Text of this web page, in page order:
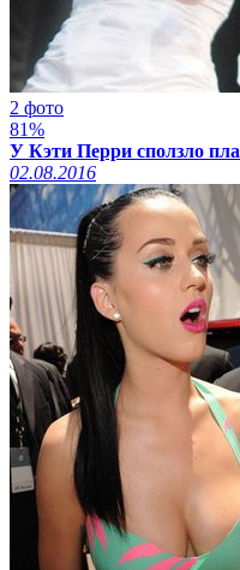
2 фото
81%
У Кэти Перри сползло
02.08.2016